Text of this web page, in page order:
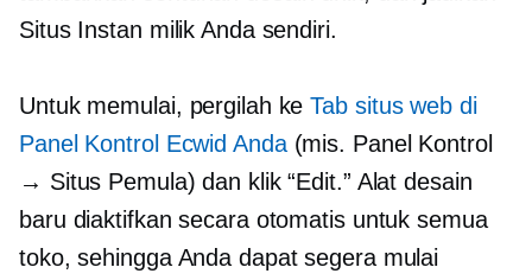
Situs Instan milik Anda sendiri.
Untuk memulai, pergilah keTab situs web di
Panel Kontrol Ecwid Anda(mis. Panel Kontrol
→ Situs Pemula) dan klik “Edit.” Alat desain
baru diaktifkan secara otomatis untuk semua
toko, sehingga Anda dapat segera mulai